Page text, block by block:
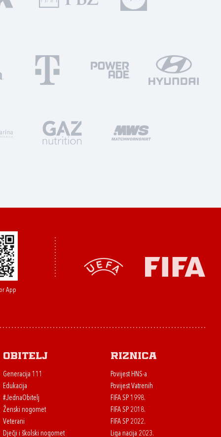
App
Obitelj
Generacija 111
Edukacija
#JednaObitelj
Ženski nogomet
Veterani
Dječji i školski nogomet
Riznica
Povijest HNS-a
Povijest Vatrenih
FIFA SP 1998.
FIFA SP 2018.
FIFA SP 2022.
Liga nacija 2023.